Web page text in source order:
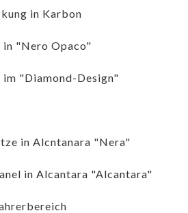
in Karbon
in "Nero Opaco"
"Diamond-Design"
in Alcntanara "Nera"
in Alcantara "Alcantara"